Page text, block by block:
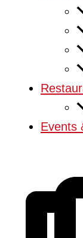
Events